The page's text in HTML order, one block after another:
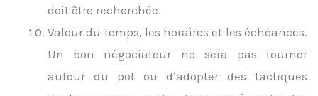
doit être recherchée.
Valeur du temps, les horaires et les échéances.
Un bon négociateur ne sera pas tourner
autour du pot ou d’adopter des tactiques